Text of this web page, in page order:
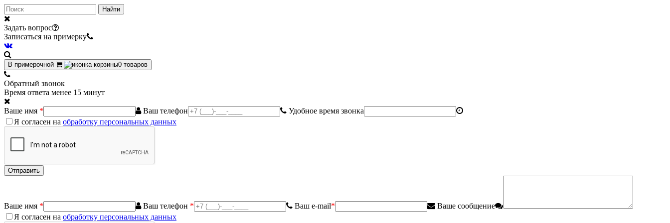
Найти
Задать вопрос
Записаться на примерку
В примерочной 0 товаров
Обратный звонок
Время ответа менее 15 минут
Ваше имя * Ваш телефон
Удобное время звонка
Я согласен на обработку персональных данных
Ваше имя * Ваш телефон * Ваш e-mail*
Ваше сообщение
Я согласен на обработку персональных данных